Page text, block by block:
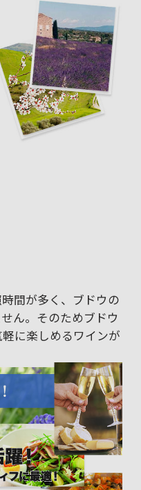
間が多く、ブドウの
ん。そのためブドウ
に楽しめるワインが